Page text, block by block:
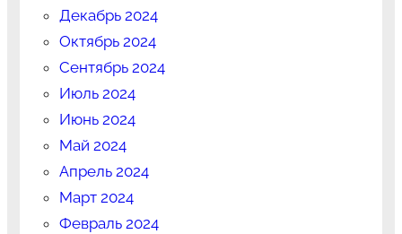
Декабрь 2024
Октябрь 2024
Сентябрь 2024
Июль 2024
Июнь 2024
Май 2024
Апрель 2024
Март 2024
Февраль 2024